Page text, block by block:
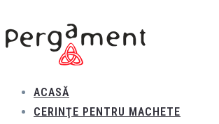
ACASĂ
CERINŢE PENTRU MACHETE